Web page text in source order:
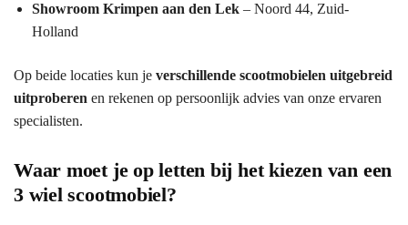
Showroom Krimpen aan den Lek – Noord 44, Zuid-
Holland
Op beide locaties kun je verschillende scootmobielen uitgebreid
uitproberen en rekenen op persoonlijk advies van onze ervaren
specialisten.
Waar moet je op letten bij het kiezen van een
3 wiel scootmobiel?